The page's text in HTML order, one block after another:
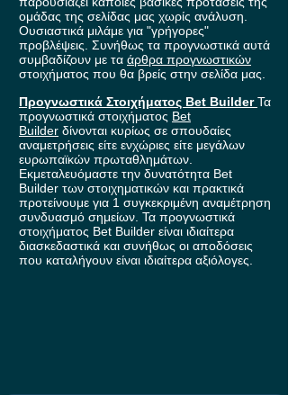
ομάδας της σελίδας μας χωρίς ανάλυση.
Ουσιαστικά μιλάμε για "γρήγορες"
προβλέψεις. Συνήθως τα προγνωστικά αυτά
συμβαδίζουν με τα άρθρα προγνωστικών
στοιχήματος που θα βρείς στην σελίδα μας.
Προγνωστικά Στοιχήματος Bet BuilderΤα
προγνωστικά στοιχήματος Bet
Builder δίνονται κυρίως σε σπουδαίες
αναμετρήσεις είτε ενχώριες είτε μεγάλων
ευρωπαϊκών πρωταθλημάτων.
Εκμεταλευόμαστε την δυνατότητα Bet
Builder των στοιχηματικών και πρακτικά
προτείνουμε για 1 συγκεκριμένη αναμέτρηση
συνδυασμό σημείων. Τα προγνωστικά
στοιχήματος Bet Builder είναι ιδιαίτερα
διασκεδαστικά και συνήθως οι αποδόσεις
που καταλήγουν είναι ιδιαίτερα αξιόλογες.